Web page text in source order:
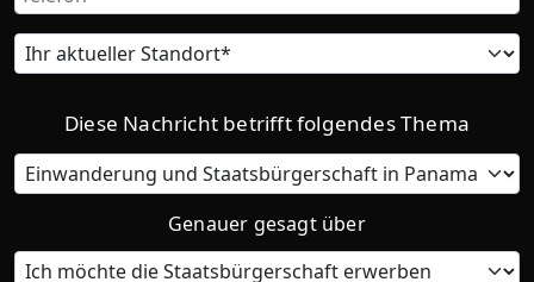
Current
location
Diese Nachricht betrifft folgendes Thema
Category
Genauer gesagt über